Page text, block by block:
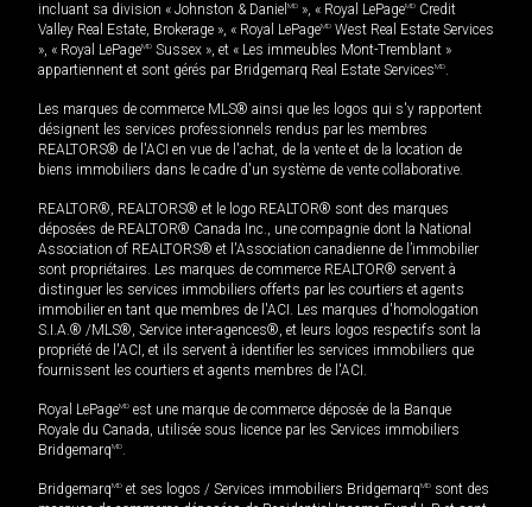
incluant sa division « Johnston & Daniel MD », « Royal LePageMD Credit
Valley Real Estate, Brokerage », « Royal LePageMD West Real Estate Services
», « Royal LePageMD Sussex », et « Les immeubles Mont-Tremblant »
appartiennent et sont gérés par Bridgemarq Real Estate ServicesMD.
Les marques de commerce MLS® ainsi que les logos qui s'y rapportent
désignent les services professionnels rendus par les membres
REALTORS® de l'ACI en vue de l'achat, de la vente et de la location de
biens immobiliers dans le cadre d'un système de vente collaborative.
REALTOR®, REALTORS® et le logo REALTOR® sont des marques
déposées de REALTOR® Canada Inc., une compagnie dont la National
Association of REALTORS® et l'Association canadienne de l’immobilier
sont propriétaires. Les marques de commerce REALTOR® servent à
distinguer les services immobiliers offerts par les courtiers et agents
immobilier en tant que membres de l'ACI. Les marques d'homologation
S.I.A.® /MLS®, Service inter-agences®, et leurs logos respectifs sont la
propriété de l'ACI, et ils servent à identifier les services immobiliers que
fournissent les courtiers et agents membres de l'ACI.
Royal LePageMD est une marque de commerce déposée de la Banque
Royale du Canada, utilisée sous licence par les Services immobiliers
BridgemarqMD.
BridgemarqMD et ses logos / Services immobiliers BridgemarqMD sont des